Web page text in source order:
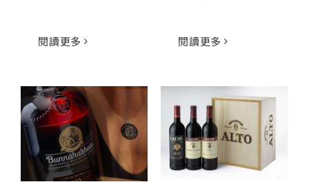
閱讀更多 閱讀更多
Whisky Luxe
布納哈本1980
南非ALTO奧爾
朵紅酒-傳承
1693來台